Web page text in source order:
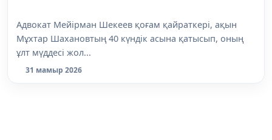
Адвокат Мейірман Шекеев қоғам қайраткері, ақын
Мұхтар Шахановтың 40 күндік асына қатысып, оның
ұлт мүддесі жол...
31 мамыр 2026